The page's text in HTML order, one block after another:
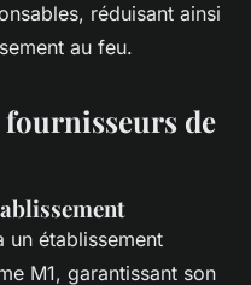
réduisant ainsi
au feu.
fournisseurs de
un établissement
M1, garantissant son